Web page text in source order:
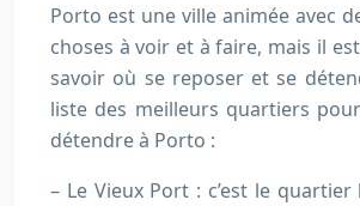
Porto est une ville animée avec
choses à voir et à faire, mais il
savoir où se reposer et se
liste des meilleurs quartiers
détendre à Porto :
– Le Vieux Port : c’est le